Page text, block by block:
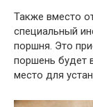
Также вместо
специальный
поршня. Это
поршень будет
место для